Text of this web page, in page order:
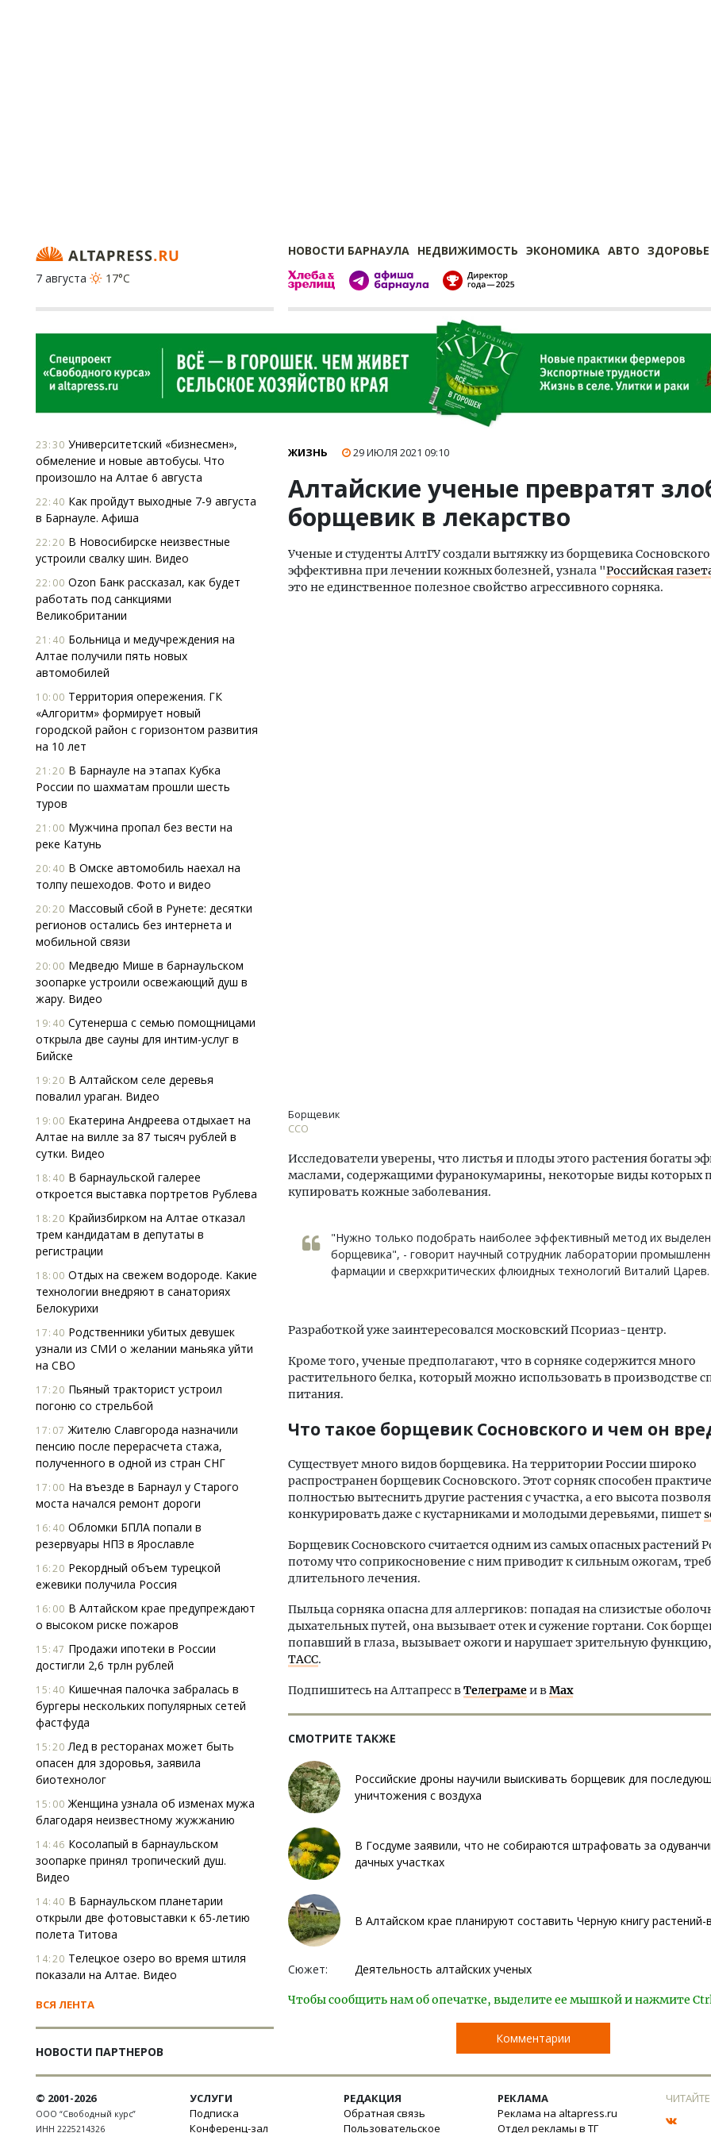
НОВОСТИ БАРНАУЛА НЕДВИЖИМОСТЬ ЭКОНОМИКА АВТО ЗДОРОВЬЕ
7 августа
17°C
23:30 Университетский «бизнесмен»,
обмеление и новые автобусы. Что
произошло на Алтае 6 августа
22:40 Как пройдут выходные 7-9 августа
в Барнауле. Афиша
22:20 В Новосибирске неизвестные
устроили свалку шин. Видео
22:00 Ozon Банк рассказал, как будет
работать под санкциями
Великобритании
21:40 Больница и медучреждения на
Алтае получили пять новых
автомобилей
10:00 Территория опережения. ГК
«Алгоритм» формирует новый
городской район с горизонтом развития
на 10 лет
21:20 В Барнауле на этапах Кубка
России по шахматам прошли шесть
туров
21:00 Мужчина пропал без вести на
реке Катунь
20:40 В Омске автомобиль наехал на
толпу пешеходов. Фото и видео
20:20 Массовый сбой в Рунете: десятки
регионов остались без интернета и
мобильной связи
20:00 Медведю Мише в барнаульском
зоопарке устроили освежающий душ в
жару. Видео
19:40 Сутенерша с семью помощницами
открыла две сауны для интим-услуг в
Бийске
19:20 В Алтайском селе деревья
повалил ураган. Видео
19:00 Екатерина Андреева отдыхает на
Алтае на вилле за 87 тысяч рублей в
сутки. Видео
18:40 В барнаульской галерее
откроется выставка портретов Рублева
18:20 Крайизбирком на Алтае отказал
трем кандидатам в депутаты в
регистрации
18:00 Отдых на свежем водороде. Какие
технологии внедряют в санаториях
Белокурихи
17:40 Родственники убитых девушек
узнали из СМИ о желании маньяка уйти
на СВО
17:20 Пьяный тракторист устроил
погоню со стрельбой
17:07 Жителю Славгорода назначили
пенсию после перерасчета стажа,
полученного в одной из стран СНГ
17:00 На въезде в Барнаул у Старого
моста начался ремонт дороги
16:40 Обломки БПЛА попали в
резервуары НПЗ в Ярославле
16:20 Рекордный объем турецкой
ежевики получила Россия
16:00 В Алтайском крае предупреждают
о высоком риске пожаров
15:47 Продажи ипотеки в России
достигли 2,6 трлн рублей
15:40 Кишечная палочка забралась в
бургеры нескольких популярных сетей
фастфуда
15:20 Лед в ресторанах может быть
опасен для здоровья, заявила
биотехнолог
15:00 Женщина узнала об изменах мужа
благодаря неизвестному жужжанию
14:46 Косолапый в барнаульском
зоопарке принял тропический душ.
Видео
14:40 В Барнаульском планетарии
открыли две фотовыставки к 65-летию
полета Титова
14:20 Телецкое озеро во время штиля
показали на Алтае. Видео
ВСЯ ЛЕНТА
НОВОСТИ ПАРТНЕРОВ
ЖИЗНЬ 29 ИЮЛЯ 2021 09:10
Алтайские ученые превратят
борщевик в лекарство
Ученые и студенты АлтГУ создали вытяжку из борщевика
эффективна при лечении кожных болезней, узнала "Российская
это не единственное полезное свойство агрессивного сорняка.
Борщевик
ССО
Исследователи уверены, что листья и плоды этого растения богаты
маслами, содержащими фуранокумарины, некоторые виды которых
купировать кожные заболевания.
"Нужно только подобрать наиболее эффективный метод их
борщевика", - говорит научный сотрудник лаборатории
фармации и сверхкритических флюидных технологий Виталий Царев.
Разработкой уже заинтересовался московский Псориаз-центр.
Кроме того, ученые предполагают, что в сорняке содержится много
растительного белка, который можно использовать в производстве
питания.
Что такое борщевик Сосновского и чем он
Существует много видов борщевика. На территории России широко
распространен борщевик Сосновского. Этот сорняк способен
полностью вытеснить другие растения с участка, а его высота
конкурировать даже с кустарниками и молодыми деревьями, пишет
Борщевик Сосновского считается одним из самых опасных растений
потому что соприкосновение с ним приводит к сильным ожогам,
длительного лечения.
Пыльца сорняка опасна для аллергиков: попадая на слизистые
дыхательных путей, она вызывает отек и сужение гортани. Сок
попавший в глаза, вызывает ожоги и нарушает зрительную
ТАСС.
Подпишитесь на Алтапресс вТелеграмеи вMax
СМОТРИТЕ ТАКЖЕ
Российские дроны научили выискивать борщевик для
уничтожения с воздуха
В Госдуме заявили, что не собираются штрафовать за
дачных участках
В Алтайском крае планируют составить Черную книгу растений-
Сюжет: Деятельность алтайских ученых
Чтобы сообщить нам об опечатке, выделите ее мышкой и нажмите
Комментарии
© 2001-2026
ООО “Свободный курс”
ИНН 2225214326
УСЛУГИ
Подписка
Конференц-зал
РЕДАКЦИЯ
Обратная связь
Пользовательское
РЕКЛАМА
Реклама на altapress.ru
Отдел рекламы в ТГ